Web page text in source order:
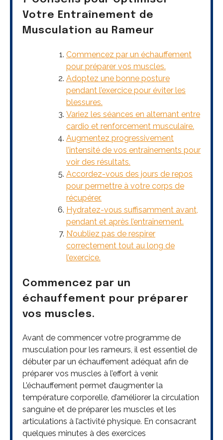
Votre Entraînement de
Musculation au Rameur
Commencez par un échauffement
pour préparer vos muscles.
Adoptez une bonne posture
pendant l’exercice pour éviter les
blessures.
Variez les séances en alternant entre
cardio et renforcement musculaire.
Augmentez progressivement
l’intensité de vos entraînements pour
voir des résultats.
Accordez-vous des jours de repos
pour permettre à votre corps de
récupérer.
Hydratez-vous suffisamment avant,
pendant et après l’entraînement.
N’oubliez pas de respirer
correctement tout au long de
l’exercice.
Commencez par un
échauffement pour préparer
vos muscles.
Avant de commencer votre programme de
musculation pour les rameurs, il est essentiel de
débuter par un échauffement adéquat afin de
préparer vos muscles à l’effort à venir.
L’échauffement permet d’augmenter la
température corporelle, d’améliorer la circulation
sanguine et de préparer les muscles et les
articulations à l’activité physique. En consacrant
quelques minutes à des exercices